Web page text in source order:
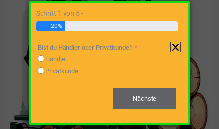
Schritt 1 von 5 -
20%
Bist du Händler oder Privatkunde?
Händler
Privatkunde
Nächste